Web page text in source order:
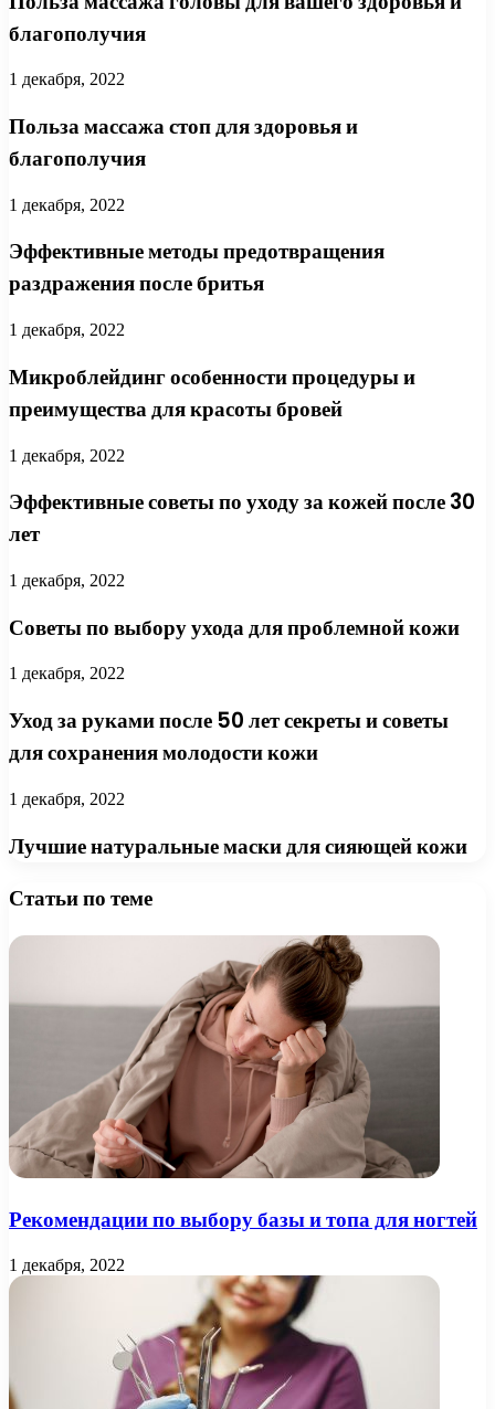
благополучия
1 декабря, 2022
Польза массажа стоп для здоровья и
благополучия
1 декабря, 2022
Эффективные методы предотвращения
раздражения после бритья
1 декабря, 2022
Микроблейдинг особенности процедуры и
преимущества для красоты бровей
1 декабря, 2022
Эффективные советы по уходу за кожей после 30
лет
1 декабря, 2022
Советы по выбору ухода для проблемной кожи
1 декабря, 2022
Уход за руками после 50 лет секреты и советы
для сохранения молодости кожи
1 декабря, 2022
Лучшие натуральные маски для сияющей кожи
Статьи по теме
Рекомендации по выбору базы и топа для ногтей
1 декабря, 2022